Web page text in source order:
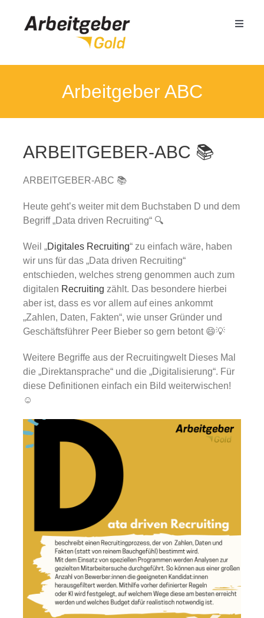
Toggle
Termin buchen
Referenzen
Gold
Über uns
Arbeitgeber ABC
ARBEITGEBER-ABC 📚
ARBEITGEBER-ABC 📚
Heute geht’s weiter mit dem Buchstaben D und dem
Begriff „Data driven Recruiting“ 🔍
Weil „Digitales Recruiting“ zu einfach wäre, haben
wir uns für das „Data driven Recruiting“
entschieden, welches streng genommen auch zum
digitalen Recruiting zählt. Das besondere hierbei
aber ist, dass es vor allem auf eines ankommt
„Zahlen, Daten, Fakten“, wie unser Gründer und
Geschäftsführer Peer Bieber so gern betont 😄💡
Weitere Begriffe aus der Recruitingwelt Dieses Mal
die „Direktansprache“ und die „Digitalisierung“. Für
diese Definitionen einfach ein Bild weiterwischen!
☺